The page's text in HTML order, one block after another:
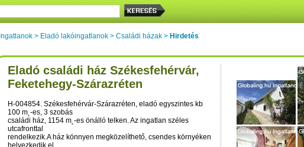
Ingatlanok > Eladó lakóingatlanok > Családi házak > Hirdetés
Eladó családi ház Székesfehérvár,
Feketehegy-Szárazréten
H-004854. Székesfehérvár-Szárazréten, eladó egyszintes kb
100 m˛-es, 3 szobás
családi ház, 1154 m˛-es önálló telken. Az ingatlan széles
utcafronttal
rendelkezik.A ház könnyen megközelíthető, csendes környéken
helyezkedik el,